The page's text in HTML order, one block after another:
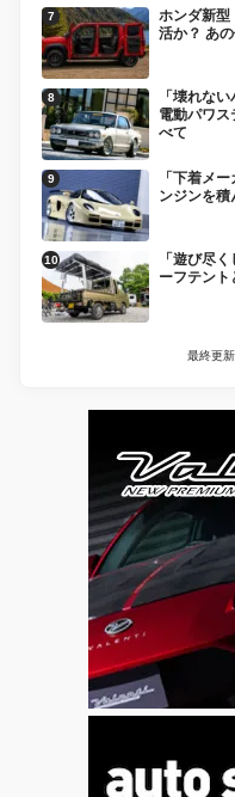
ホンダ新型
活か？ あ
「壊れな
電動パワス
べて
「下着メ
ンジンを
「遊び尽
ーフテン
最終更